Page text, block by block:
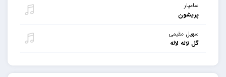
سامیار
پریشون
سهیل مقیمی
گل لاله لاله